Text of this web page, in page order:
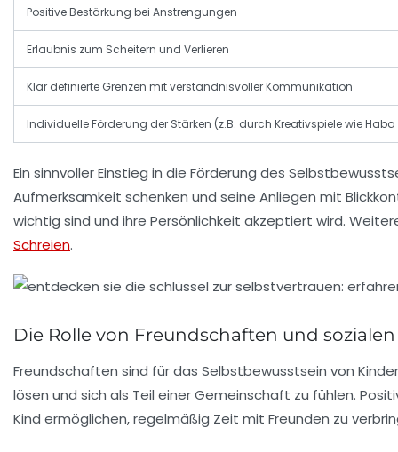
Positive Bestärkung bei Anstrengungen
Erlaubnis zum Scheitern und Verlieren
Klar definierte Grenzen mit verständnisvoller Kommunikation
Individuelle Förderung der Stärken (z.B. durch Kreativspiele wie
Ein sinnvoller Einstieg in die Förderung des
Aufmerksamkeit schenken und seine Anliegen mit
wichtig sind und ihre Persönlichkeit akzeptiert wird.
Schreien.
Die Rolle von Freundschaften und
Freundschaften sind für das Selbstbewusstsein von
lösen und sich als Teil einer Gemeinschaft zu fühlen.
Kind ermöglichen, regelmäßig Zeit mit Freunden zu